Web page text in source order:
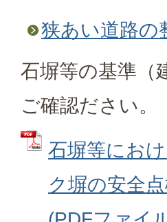
狭あい道路の
石塀等の基準（
ご確認ださい。
石塀等にお
ク塀の安全